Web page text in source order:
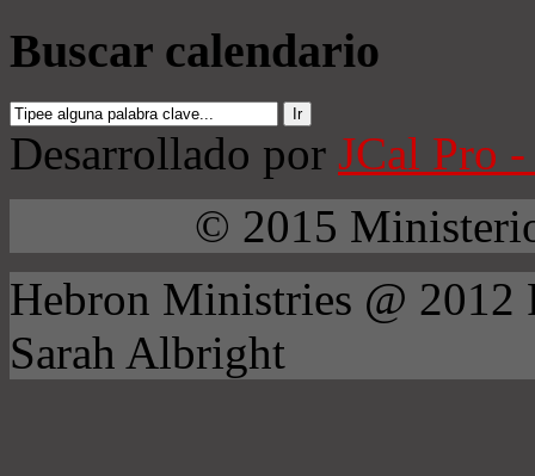
Buscar calendario
Desarrollado por JCal Pro
© 2015
Hebron Ministries @ 2012
Sarah Albright